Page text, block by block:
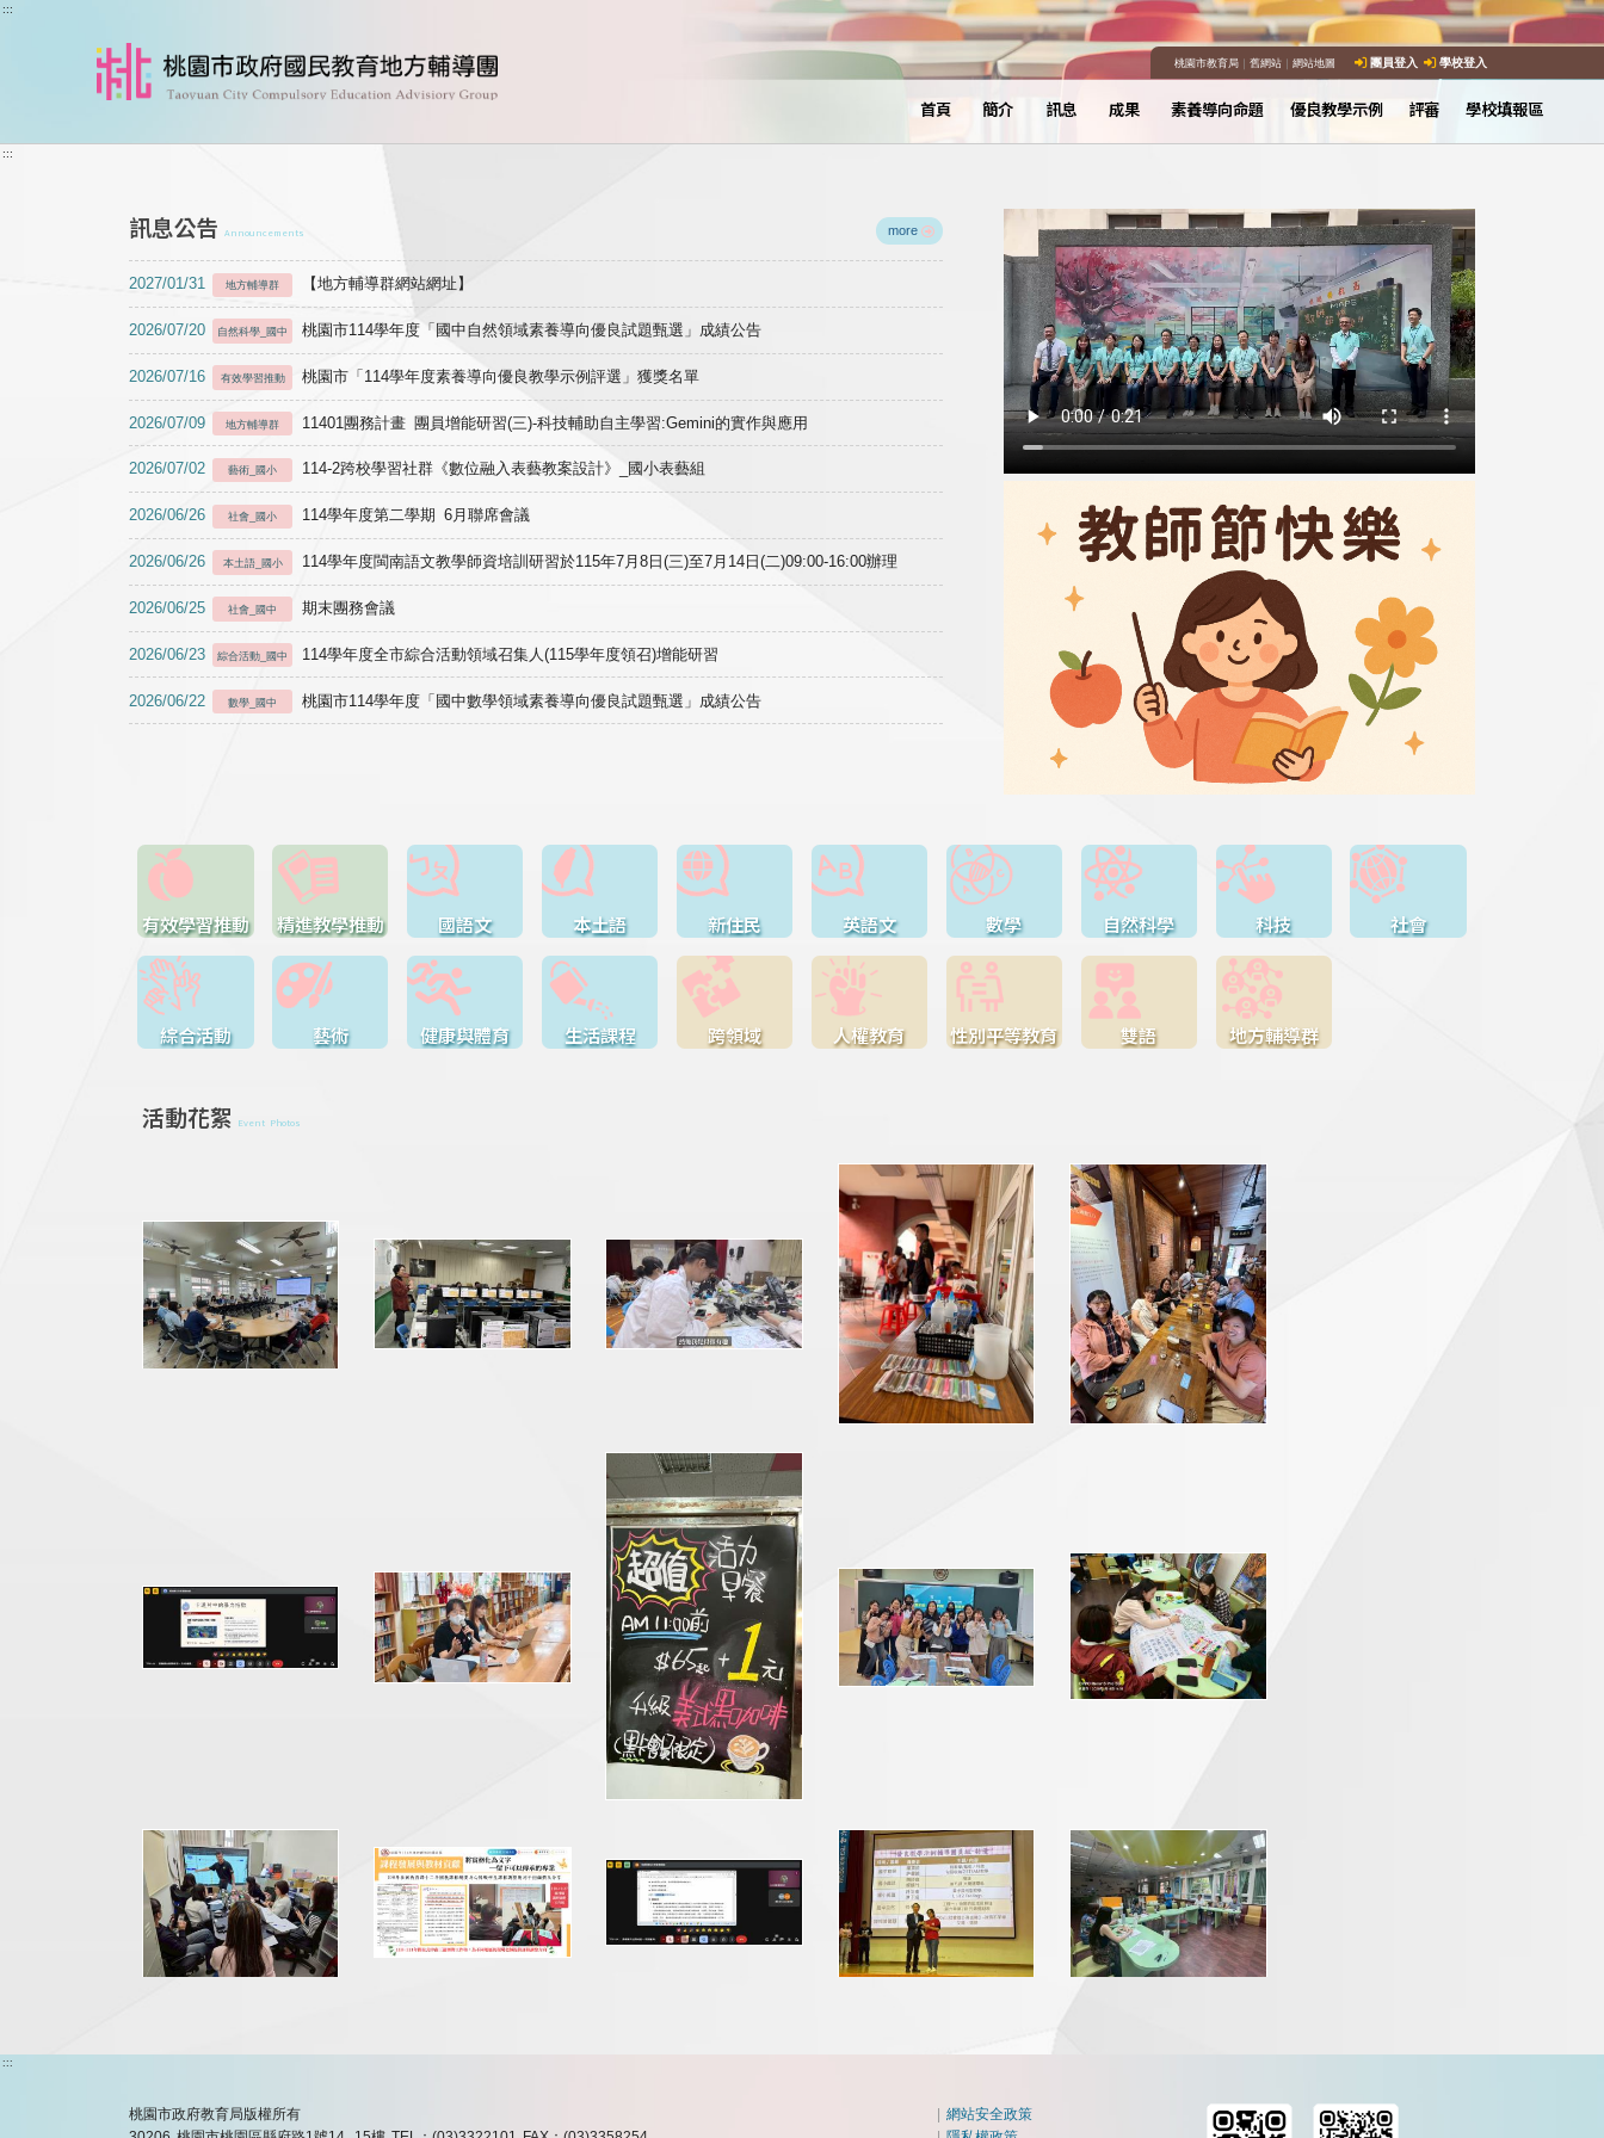
跳到主要內容
:::
桃園市教育局｜ 舊網站｜ 網站地圖 團員登入 學校登入
首頁 簡介 訊息 成果 素養導向命題 優良教學示例 評審 學校填報區
:::
訊息公告 Announcements more
2027/01/31 地方輔導群 【地方輔導群網站網址】
2026/07/20 自然科學_國中 桃園市114學年度「國中自然領域素養導向優良試題甄選」成績公告
2026/07/16 有效學習推動 桃園市「114學年度素養導向優良教學示例評選」獲獎名單
2026/07/09 地方輔導群 11401團務計畫 團員增能研習(三)-科技輔助自主學習:Gemini的實作與應用
2026/07/02 藝術_國小 114-2跨校學習社群《數位融入表藝教案設計》_國小表藝組
2026/06/26 社會_國小 114學年度第二學期 6月聯席會議
2026/06/26 本土語_國小 114學年度閩南語文教學師資培訓研習於115年7月8日(三)至7月14日(二)09:00-16:00辦理
2026/06/25 社會_國中 期末團務會議
2026/06/23 綜合活動_國中 114學年度全市綜合活動領域召集人(115學年度領召)增能研習
2026/06/22 數學_國中 桃園市114學年度「國中數學領域素養導向優良試題甄選」成績公告
有效學習推動 精進教學推動 國語文 本土語 新住民 英語文 數學 自然科學 科技 社會
綜合活動 藝術 健康與體育 生活課程 跨領域 人權教育 性別平等教育 雙語 地方輔導群
活動花絮 Event Photos
:::
桃園市政府教育局版權所有
|網站安全政策